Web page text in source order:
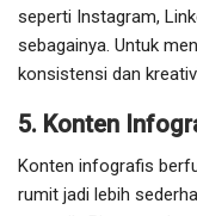
seperti Instagram,
sebagainya. Untuk
konsistensi dan
5. Konten
Konten infografis
rumit jadi lebih